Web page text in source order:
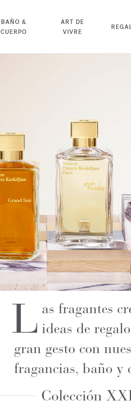
BAÑO &
CUERPO
ART DE
VIVRE
L as fragantes
ideas de
gran gesto con
fragancias, baño y
Colección